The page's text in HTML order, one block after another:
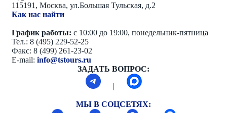
115191, Москва, ул.Большая Тульская, д.2
Как нас найти
График работы: с 10:00 до 19:00, понедельник-пятница
Тел.: 8 (495) 229-52-25
Факс: 8 (499) 261-23-02
E-mail: info@tstours.ru
ЗАДАТЬ ВОПРОС:
|
МЫ В СОЦСЕТЯХ: